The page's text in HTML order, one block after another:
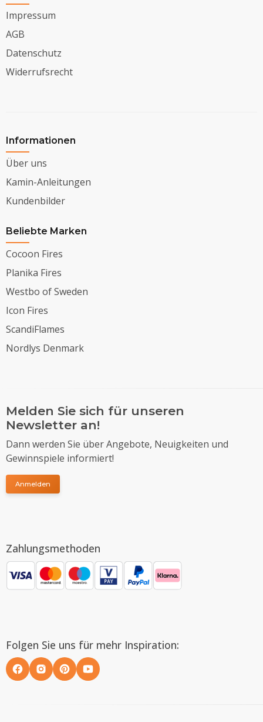
Impressum
AGB
Datenschutz
Widerrufsrecht
Informationen
Über uns
Kamin-Anleitungen
Kundenbilder
Beliebte Marken
Cocoon Fires
Planika Fires
Westbo of Sweden
Icon Fires
ScandiFlames
Nordlys Denmark
Melden Sie sich für unseren
Newsletter an!
Dann werden Sie über Angebote, Neuigkeiten und
Gewinnspiele informiert!
Anmelden
Zahlungsmethoden
Folgen Sie uns für mehr Inspiration: